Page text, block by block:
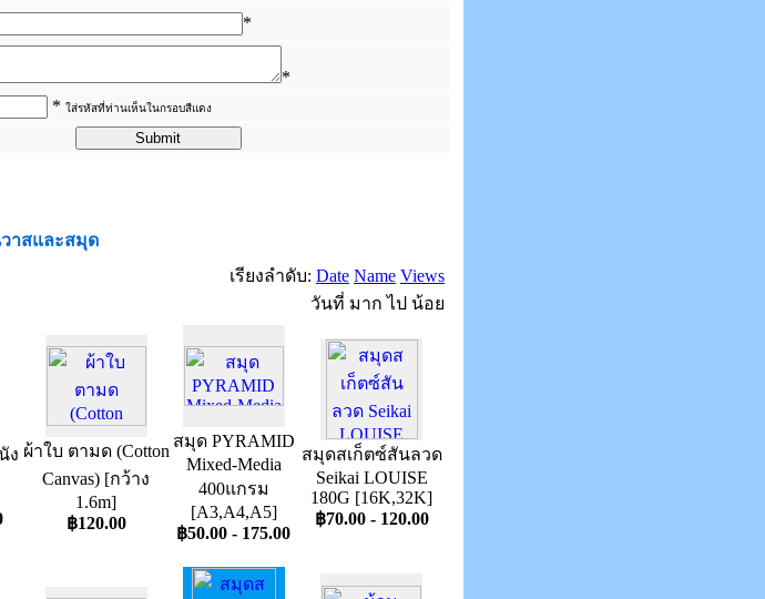
*
*
* ใส่รหัสที่ท่านเห็นในกรอบสีแดง
าสและสมุด
เรียงลำดับ: Date Name Views
วันที่ มาก ไป น้อย
ง ผ้าใบ ตามด (Cotton
Canvas) [กว้าง
1.6m]
฿120.00
สมุด PYRAMID
Mixed-Media
400แกรม
[A3,A4,A5]
฿50.00 - 175.00
สมุดสเก็ตซ์สันลวด
Seikai LOUISE
180G [16K,32K]
฿70.00 - 120.00